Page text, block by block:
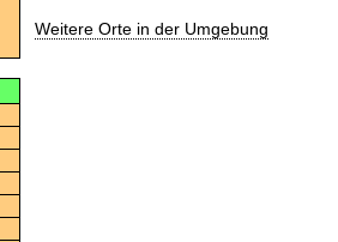
Weitere Orte in der Umgebung